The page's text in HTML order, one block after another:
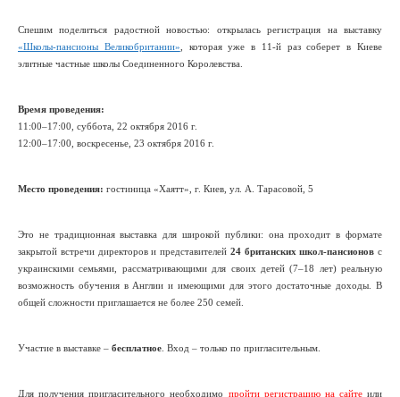
Спешим поделиться радостной новостью: открылась регистрация на выставку
«Школы-пансионы Великобритании» , которая уже в 11-й раз соберет в Киеве
элитные частные школы Соединенного Королевства.
Время проведения:
11:00–17:00, суббота, 22 октября 2016 г.
12:00–17:00, воскресенье, 23 октября 2016 г.
Место проведения: гостиница «Хаятт», г. Киев, ул. А. Тарасовой, 5
Это не традиционная выставка для широкой публики: она проходит в формате
закрытой встречи директоров и представителей 24 британских школ-пансионов с
украинскими семьями, рассматривающими для своих детей (7–18 лет) реальную
возможность обучения в Англии и имеющими для этого достаточные доходы. В
общей сложности приглашается не более 250 семей.
Участие в выставке – бесплатное . Вход – только по пригласительным.
Для получения пригласительного необходимо пройти регистрацию на сайтеили